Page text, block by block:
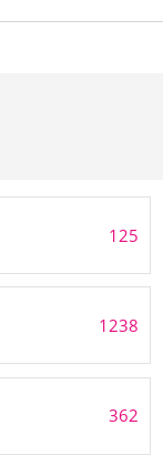
125
1238
362